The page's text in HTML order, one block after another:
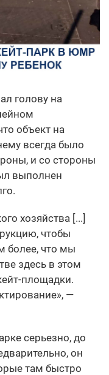
голову на
объект на
всегда было
и со стороны
выполнен
хозяйства [...]
чтобы
более, что мы
здесь в этом
площадки.
—
серьезно, до
он
там быстро